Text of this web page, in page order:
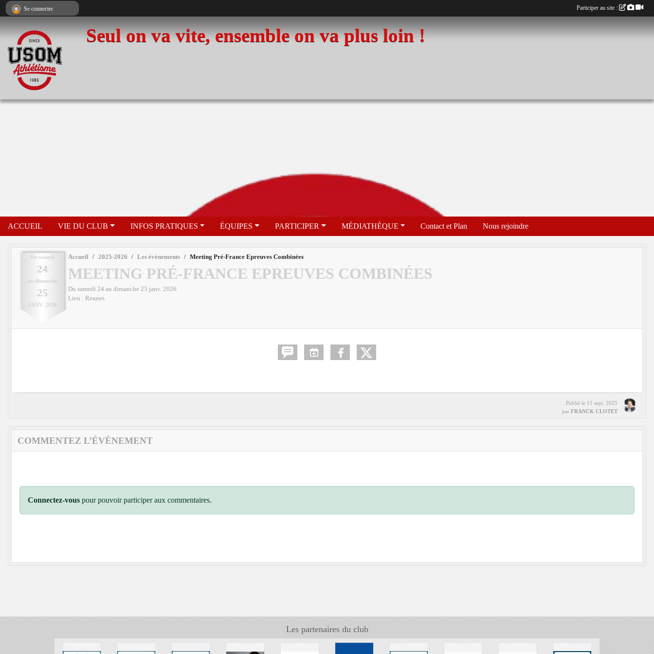
Seul on va vite, ensemble on va plus loin !
ACCUEIL VIE DU CLUB INFOS PRATIQUES ÉQUIPES PARTICIPER MÉDIATHÈQUE Contact et Plan Nous rejoindre
Du samedi
24
au dimanche
25
JANV. 2026
Accueil 2025-2026 Les évènements Meeting Pré-France Epreuves Combinées
MEETING PRÉ-FRANCE EPREUVES COMBINÉES
Du samedi 24 au dimanche 25 janv. 2026
Lieu : Rennes
Publié le 11 sept. 2025
par FRANCK CLOTET
COMMENTEZ L’ÉVÈNEMENT
Connectez-vous pour pouvoir participer aux commentaires.
Les partenaires du club
Se connecter Participer au site :
Panneau de gestion des cookies